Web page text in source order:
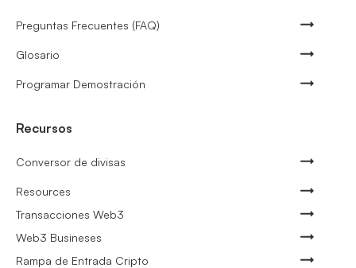
Preguntas Frecuentes (FAQ)
Glosario
Programar Demostración
Recursos
Conversor de divisas
Resources
Transacciones Web3
Web3 Busineses
Rampa de Entrada Cripto